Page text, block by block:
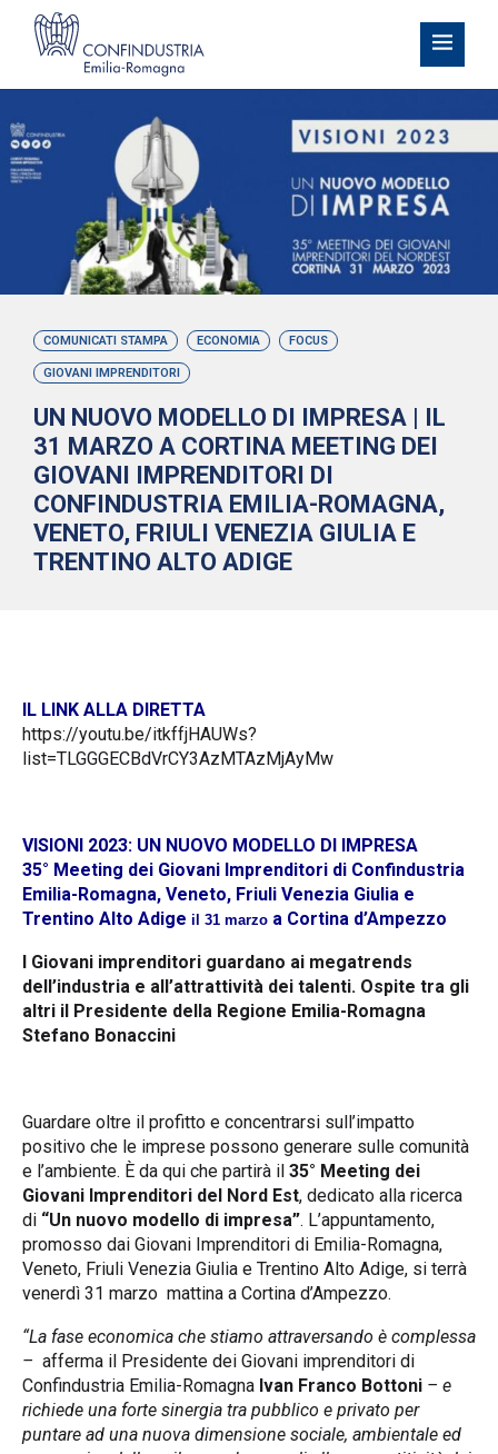
COMUNICATI STAMPA ECONOMIA FOCUS
GIOVANI IMPRENDITORI
UN NUOVO MODELLO DI IMPRESA | IL
31 MARZO A CORTINA MEETING DEI
GIOVANI IMPRENDITORI DI
CONFINDUSTRIA EMILIA-ROMAGNA,
VENETO, FRIULI VENEZIA GIULIA E
TRENTINO ALTO ADIGE
IL LINK ALLA DIRETTA
https://youtu.be/itkffjHAUWs?
list=TLGGGECBdVrCY3AzMTAzMjAyMw
VISIONI 2023: UN NUOVO MODELLO DI IMPRESA
35° Meeting dei Giovani Imprenditori di Confindustria
Emilia-Romagna, Veneto, Friuli Venezia Giulia e
Trentino Alto Adige il 31 marzo a Cortina d’Ampezzo
I Giovani imprenditori guardano ai megatrends
dell’industria e all’attrattività dei talenti. Ospite tra gli
altri il Presidente della Regione Emilia-Romagna
Stefano Bonaccini
Guardare oltre il profitto e concentrarsi sull’impatto
positivo che le imprese possono generare sulle comunità
e l’ambiente. È da qui che partirà il 35° Meeting dei
Giovani Imprenditori del Nord Est, dedicato alla ricerca
di “Un nuovo modello di impresa”. L’appuntamento,
promosso dai Giovani Imprenditori di Emilia-Romagna,
Veneto, Friuli Venezia Giulia e Trentino Alto Adige, si terrà
venerdì 31 marzo mattina a Cortina d’Ampezzo.
“La fase economica che stiamo attraversando è complessa
– afferma il Presidente dei Giovani imprenditori di
Confindustria Emilia-Romagna Ivan Franco Bottoni – e
richiede una forte sinergia tra pubblico e privato per
puntare ad una nuova dimensione sociale, ambientale ed